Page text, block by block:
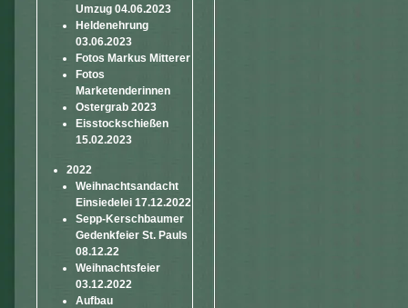
Umzug 04.06.2023
Heldenehrung
03.06.2023
Fotos Markus Mitterer
Fotos
Marketenderinnen
Ostergrab 2023
Eisstockschießen
15.02.2023
2022
Weihnachtsandacht
Einsiedelei 17.12.2022
Sepp-Kerschbaumer
Gedenkfeier St. Pauls
08.12.22
Weihnachtsfeier
03.12.2022
Aufbau